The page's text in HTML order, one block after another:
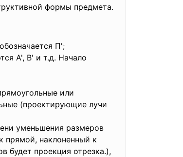
формы предмета.
П';
А', В' и т.д. Начало
или
(проектирующие лучи
уменьшения размеров
прямой, наклоненный к
будет проекция отрезка.),